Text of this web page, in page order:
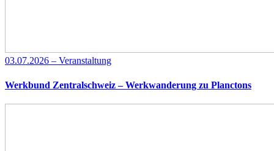
03.07.2026 – Veranstaltung
Werkbund Zentralschweiz – Werkwanderung zu Planctons